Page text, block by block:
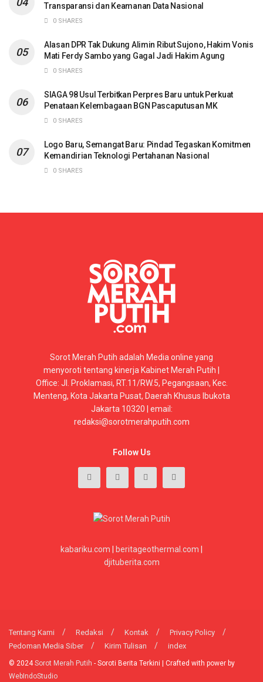
Transparansi dan Keamanan Data Nasional
0 SHARES
Alasan DPR Tak Dukung Alimin Ribut Sujono, Hakim Vonis
Mati Ferdy Sambo yang Gagal Jadi Hakim Agung
0 SHARES
SIAGA 98 Usul Terbitkan Perpres Baru untuk Perkuat
Penataan Kelembagaan BGN Pascaputusan MK
0 SHARES
Logo Baru, Semangat Baru: Pindad Tegaskan Komitmen
Kemandirian Teknologi Pertahanan Nasional
0 SHARES
Sorot Merah Putih adalah Media online yang
menyoroti tentang kinerja Kabinet Merah Putih |
Office: Jl. Proklamasi, RT.11/RW.5, Pegangsaan, Kec.
Menteng, Kota Jakarta Pusat, Daerah Khusus Ibukota
Jakarta 10320 | email:
redaksi@sorotmerahputih.com
Follow Us
kabariku.com beritageothermal.com
djituberita.com
Tentang Kami Redaksi Kontak
Privacy Policy
Pedoman Media Siber
Kirim Tulisan index
© 2024Sorot Merah Putih - Soroti Berita Terkini | Crafted with power by
WebIndoStudio